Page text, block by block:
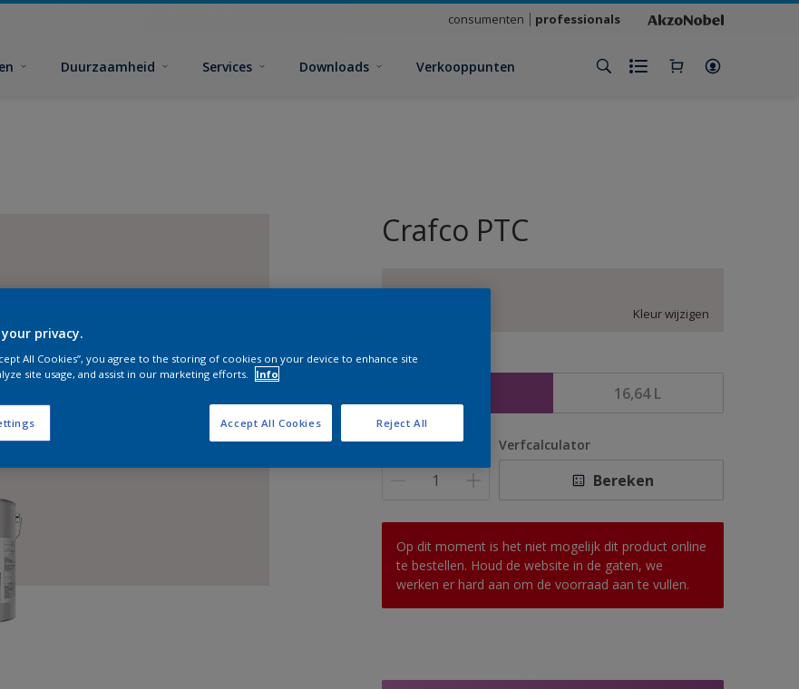
consumenten professionals
Duurzaamheid Services Downloads Verkooppunten
Crafco PTC
BN.01.87
Kleur wijzigen
Grootte
16,64 L
Aantal Verfcalculator
Bereken
Op dit moment is het niet mogelijk dit product online
te bestellen. Houd de website in de gaten, we
werken er hard aan om de voorraad aan te vullen.
privacy.
All Cookies”, you agree to the storing of cookies on your device to enhance site
site usage, and assist in our marketing efforts.
Info
Reject All
Accept All Cookies